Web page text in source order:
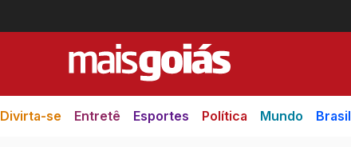
Divirta-se Entretê Esportes Política Mundo Brasil